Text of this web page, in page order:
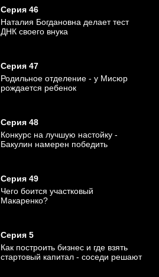
Серия 46
Наталия Богдановна делает тест
ДНК своего внука
Серия 47
Родильное отделение - у Мисюр
рождается ребенок
Серия 48
Конкурс на лучшую настойку -
Бакулин намерен победить
Серия 49
Чего боится участковый
Макаренко?
Серия 5
Как построить бизнес и где взять
стартовый капитал - соседи решают